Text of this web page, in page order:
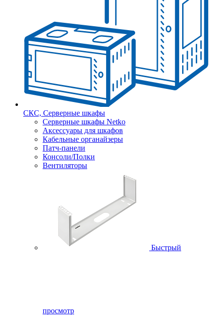
СКС, Серверные шкафы
Серверные шкафы Netko
Аксессуары для шкафов
Кабельные органайзеры
Патч-панели
Консоли/Полки
Вентиляторы
Быстрый
просмотр